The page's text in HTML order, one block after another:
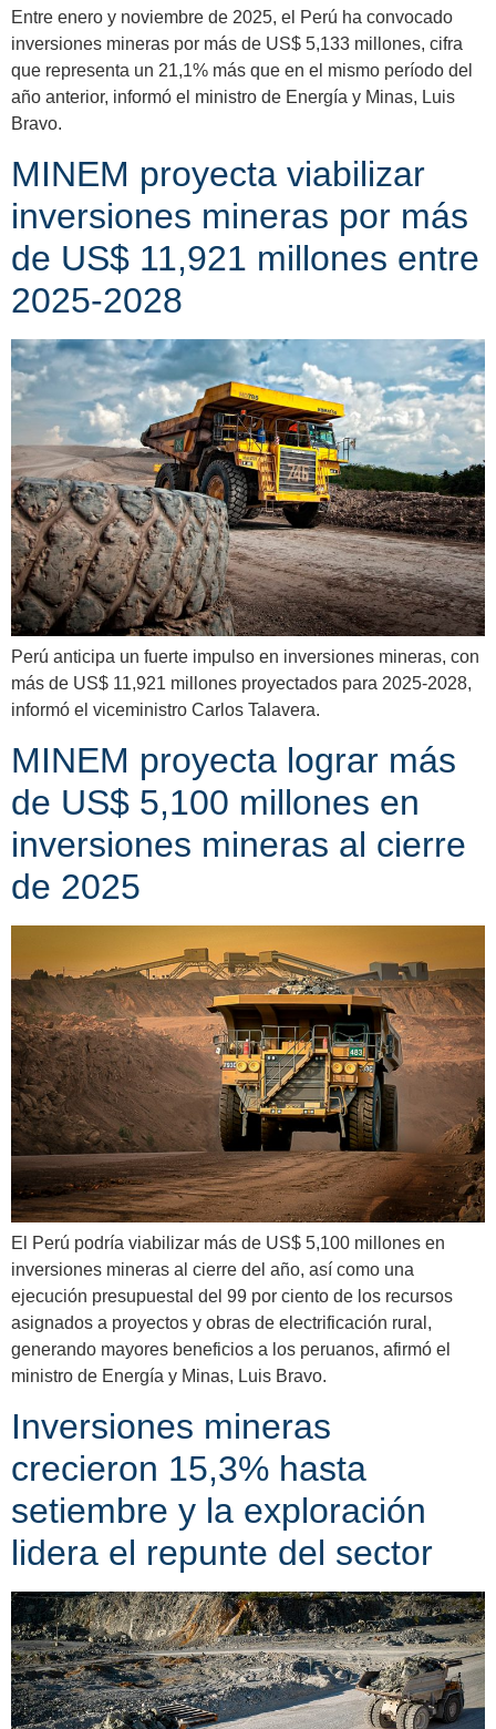
Entre enero y noviembre de 2025, el Perú ha convocado
inversiones mineras por más de US$ 5,133 millones, cifra
que representa un 21,1% más que en el mismo período del
año anterior, informó el ministro de Energía y Minas, Luis
Bravo.
MINEM proyecta viabilizar
inversiones mineras por más
de US$ 11,921 millones entre
2025-2028
Perú anticipa un fuerte impulso en inversiones mineras, con
más de US$ 11,921 millones proyectados para 2025-2028,
informó el viceministro Carlos Talavera.
MINEM proyecta lograr más
de US$ 5,100 millones en
inversiones mineras al cierre
de 2025
El Perú podría viabilizar más de US$ 5,100 millones en
inversiones mineras al cierre del año, así como una
ejecución presupuestal del 99 por ciento de los recursos
asignados a proyectos y obras de electrificación rural,
generando mayores beneficios a los peruanos, afirmó el
ministro de Energía y Minas, Luis Bravo.
Inversiones mineras
crecieron 15,3% hasta
setiembre y la exploración
lidera el repunte del sector